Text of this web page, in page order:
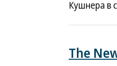
Кушнера в
The